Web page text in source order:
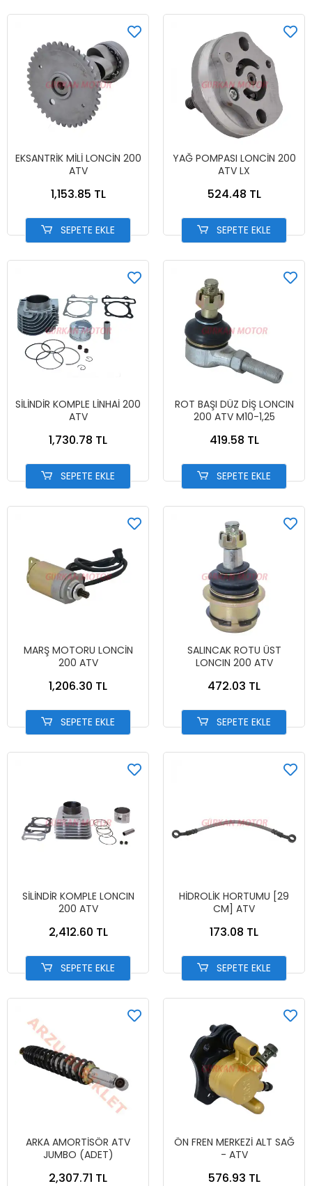
EKSANTRİK MİLİ LONCİN 200
ATV
1,153.85 TL
SEPETE EKLE
YAĞ POMPASI LONCİN 200
ATV LX
524.48 TL
SEPETE EKLE
SİLİNDİR KOMPLE LİNHAİ 200
ATV
1,730.78 TL
SEPETE EKLE
ROT BAŞI DÜZ DİŞ LONCIN
200 ATV M10-1,25
419.58 TL
SEPETE EKLE
MARŞ MOTORU LONCİN
200 ATV
1,206.30 TL
SEPETE EKLE
SALINCAK ROTU ÜST
LONCIN 200 ATV
472.03 TL
SEPETE EKLE
SİLİNDİR KOMPLE LONCIN
200 ATV
2,412.60 TL
SEPETE EKLE
HİDROLİK HORTUMU [29
CM] ATV
173.08 TL
SEPETE EKLE
ARKA AMORTİSÖR ATV
JUMBO (ADET)
2,307.71 TL
ÖN FREN MERKEZİ ALT SAĞ
- ATV
576.93 TL